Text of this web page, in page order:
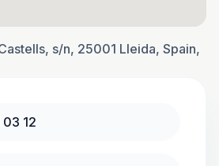
s/n, 25001 Lleida, Spain,
12